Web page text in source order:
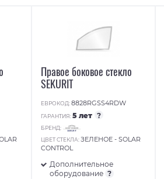
Правое боковое стекло
SEKURIT
ЕВРОКОД:8828RGSS4RDW
ГАРАНТИЯ:5 лет ?
БРЕНД:
ЦВЕТ СТЕКЛА:ЗЕЛЕНОЕ - SOLAR
CONTROL
Дополнительное
оборудование ?